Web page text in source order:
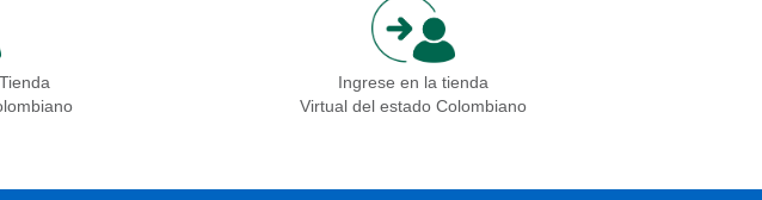
Ingrese en la tienda
Virtual del estado Colombiano